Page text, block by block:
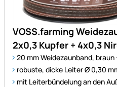
VOSS.farming
2x0,3 Kupfer + 4x0,3
20 mm Weidezaunband, braun
robuste, dicke Leiter Ø 0,30
mit Leiterbündelung an den